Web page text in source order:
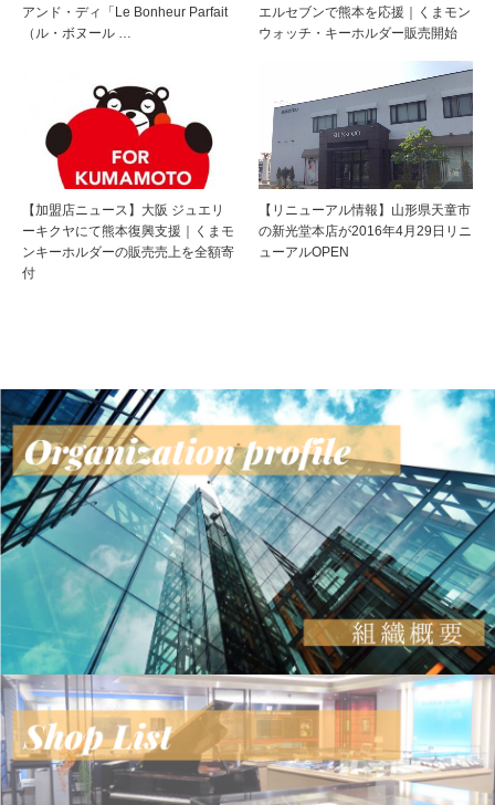
アンド・ディ「Le Bonheur Parfait
（ル・ボヌール …
エルセブンで熊本を応援｜くまモン
ウォッチ・キーホルダー販売開始
【加盟店ニュース】大阪 ジュエリ
ーキクヤにて熊本復興支援｜くまモ
ンキーホルダーの販売売上を全額寄
付
【リニューアル情報】山形県天童市
の新光堂本店が2016年4月29日リニ
ューアルOPEN